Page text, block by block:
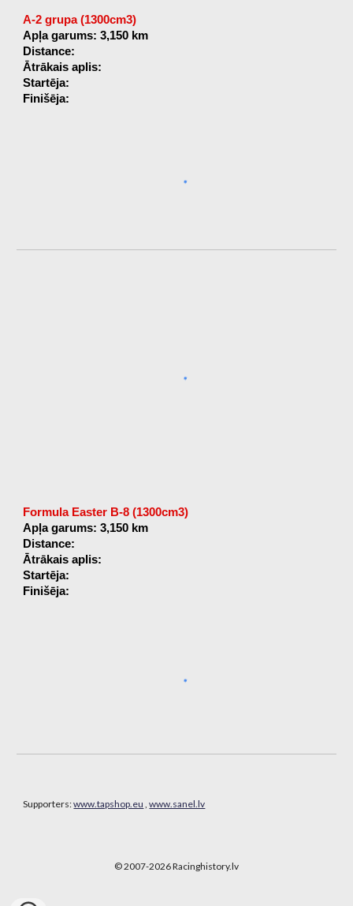
A-2 grupa (1300cm3)
Apļa garums: 3,150 km
Distance:
Ātrākais aplis:
Startēja:
Finišēja:
Formula Easter B-8 (1300cm3)
Apļa garums: 3,150 km
Distance:
Ātrākais aplis:
Startēja:
Finišēja:
Supporters:www.tapshop.eu ,www.sanel.lv
© 2007-2026Racinghistory.lv